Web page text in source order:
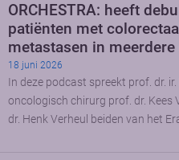
ORCHESTRA: heeft
patiënten met
metastasen in meerdere
18 juni 2026
In deze podcast spreekt prof. dr.
oncologisch chirurg prof. dr.
dr. Henk Verheul beiden van het